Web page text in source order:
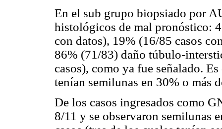
En el sub grupo biopsiado por
histológicos de mal pronóstico:
con datos), 19% (16/85 casos
86% (71/83) daño túbulo-
casos), como ya fue señalado.
tenían semilunas en 30% o más
De los casos ingresados como
8/11 y se observaron semilunas